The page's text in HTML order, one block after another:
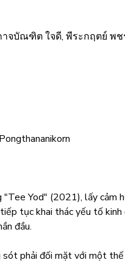
กาจบัณฑิต ใจดี, พีระกฤตย์ พ
Yod" (2021), lấy cảm
tục khai thác yếu tố kinh
đầu.
sót phải đối mặt với một